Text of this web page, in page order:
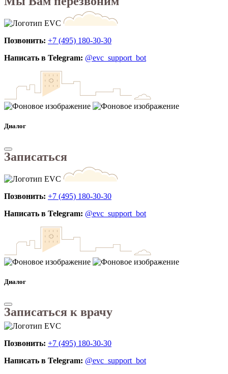
Позвонить: +7 (495) 180-30-30
Написать в Telegram: @evc_support_bot
Диалог
Записаться
Позвонить: +7 (495) 180-30-30
Написать в Telegram: @evc_support_bot
Диалог
Записаться к врачу
Позвонить: +7 (495) 180-30-30
Написать в Telegram: @evc_support_bot